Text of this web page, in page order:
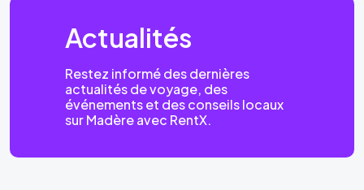
Actualités
Restez informé des dernières
actualités de voyage, des
événements et des conseils locaux
sur Madère avec RentX.